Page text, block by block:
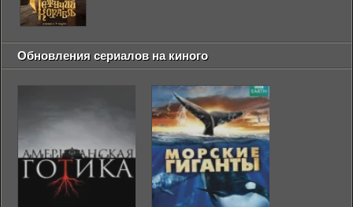
Обновления сериалов на киного